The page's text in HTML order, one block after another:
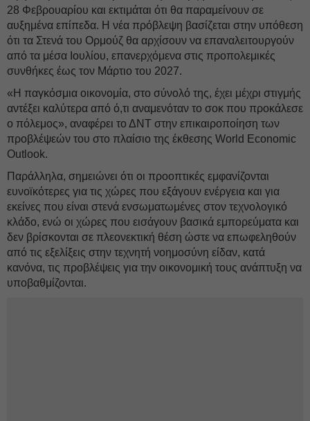
28 Φεβρουαρίου και εκτιμάται ότι θα παραμείνουν σε
αυξημένα επίπεδα. Η νέα πρόβλεψη βασίζεται στην υπόθεση
ότι τα Στενά του Ορμούζ θα αρχίσουν να επαναλειτουργούν
από τα μέσα Ιουλίου, επανερχόμενα στις προπολεμικές
συνθήκες έως τον Μάρτιο του 2027.
«Η παγκόσμια οικονομία, στο σύνολό της, έχει μέχρι στιγμής
αντέξει καλύτερα από ό,τι αναμενόταν το σοκ που προκάλεσε
ο πόλεμος», αναφέρει το ΔΝΤ στην επικαιροποίηση των
προβλέψεών του στο πλαίσιο της έκθεσης World Economic
Outlook.
Παράλληλα, σημειώνει ότι οι προοπτικές εμφανίζονται
ευνοϊκότερες για τις χώρες που εξάγουν ενέργεια και για
εκείνες που είναι στενά ενσωματωμένες στον τεχνολογικό
κλάδο, ενώ οι χώρες που εισάγουν βασικά εμπορεύματα και
δεν βρίσκονται σε πλεονεκτική θέση ώστε να επωφεληθούν
από τις εξελίξεις στην τεχνητή νοημοσύνη είδαν, κατά
κανόνα, τις προβλέψεις για την οικονομική τους ανάπτυξη να
υποβαθμίζονται.